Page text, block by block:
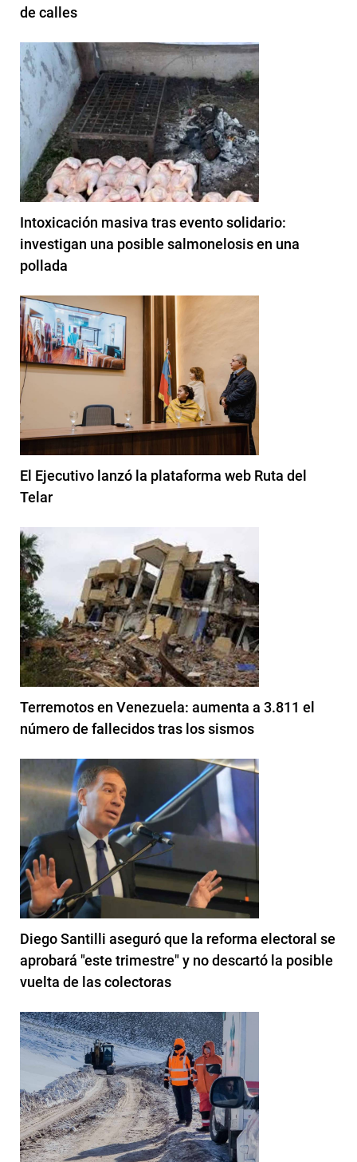
de calles
Intoxicación masiva tras evento solidario:
investigan una posible salmonelosis en una
pollada
El Ejecutivo lanzó la plataforma web Ruta del
Telar
Terremotos en Venezuela: aumenta a 3.811 el
número de fallecidos tras los sismos
Diego Santilli aseguró que la reforma electoral se
aprobará "este trimestre" y no descartó la posible
vuelta de las colectoras